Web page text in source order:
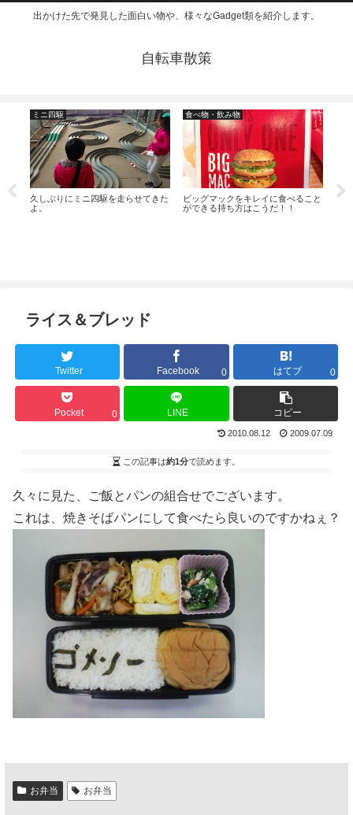
出かけた先で発見した面白い物や、様々なGadget類を紹介します。
自転車散策
ミニ四駆
久しぶりにミニ四駆を走らせてきた
よ。
食べ物・飲み物
ビッグマックをキレイに食べること
ができる持ち方はこうだ！！
野
ライス＆ブレッド
Twitter Facebook 0 はてブ 0
Pocket 0 LINE コピー
2010.08.12 2009.07.09
この記事は約1分で読めます。
久々に見た、ご飯とパンの組合せでございます。
これは、焼きそばパンにして食べたら良いのですかねぇ？
お弁当 お弁当